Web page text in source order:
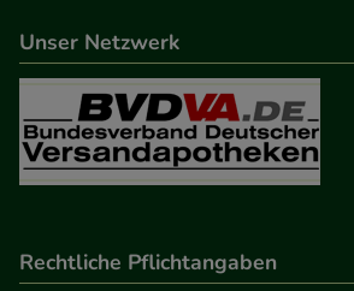
Besuchers oder unsere Seite an
Verhaltensweisen (z.B.
anzupassen. Komfort-Cookies
auch auf Ihre Bedürfnisse
anzuzeigen und unser
Statistik & Tracking:Hierüber
Unser Netzwerk
Rechtliche Pflichtangaben